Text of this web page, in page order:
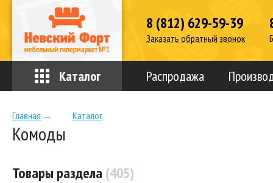
8 (812) 629-59-39
Заказать обратный звонок
Каталог Распродажа
Главная → Каталог
Комоды
Товары раздела(405)